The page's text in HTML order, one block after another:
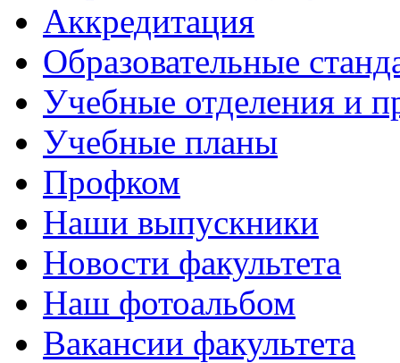
Аккредитация
Образовательные
Учебные отделения и
Учебные планы
Профком
Наши выпускники
Новости факультета
Наш фотоальбом
Вакансии факультета